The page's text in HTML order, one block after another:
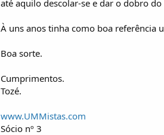
até aquilo descolar-se e dar o dobro
À uns anos tinha como boa referência
Boa sorte.
Cumprimentos.
Tozé.
www.UMMistas.com
Sócio nº 3